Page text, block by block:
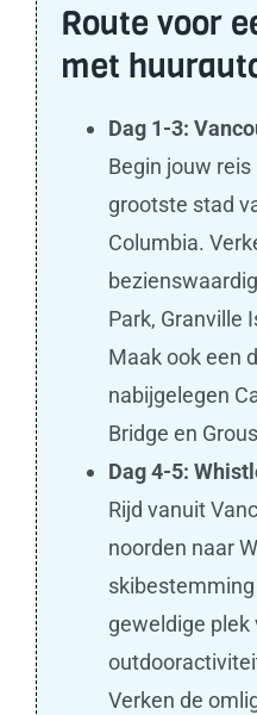
Route voor
met
Dag 1-3:
Begin jouw reis
grootste stad
Columbia.
Park, Granville
Maak ook een
nabijgelegen
Bridge en
Dag 4-5:
Rijd vanuit
noorden naar
geweldige plek
Verken de